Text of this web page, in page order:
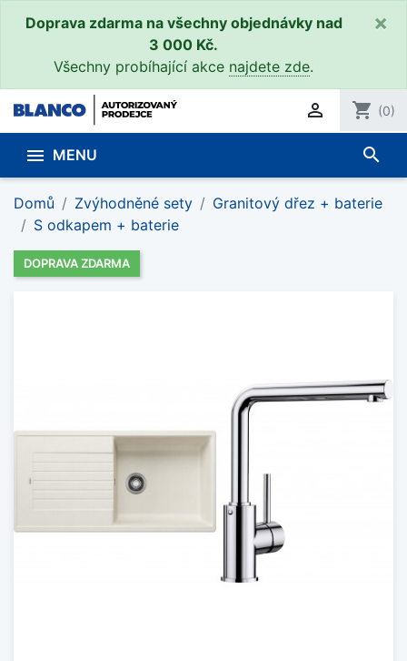
Doprava zdarma na všechny objednávky nad
3 000 Kč.
Všechny probíhající akce najdete zde.
×
 shopping_cart (0)
 MENU search
Domů Zvýhodněné sety
Granitový dřez + baterie
S odkapem + baterie
DOPRAVA ZDARMA